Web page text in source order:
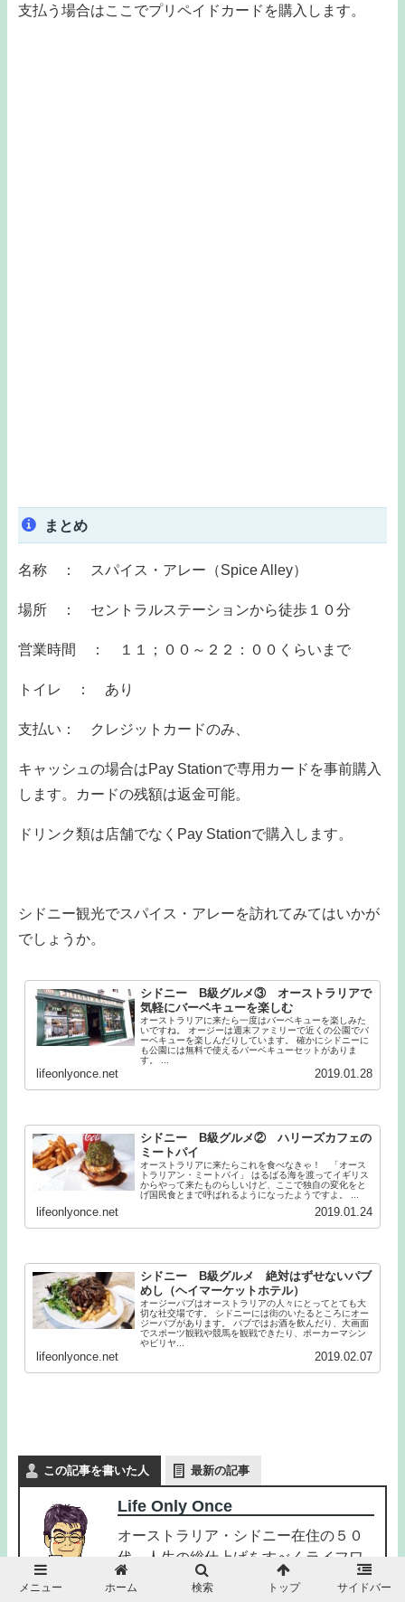
支払う場合はここでプリペイドカードを購入します。
まとめ
名称 ： スパイス・アレー（Spice Alley）
場所 ： セントラルステーションから徒歩１０分
営業時間 ： １１；００～２２：００くらいまで
トイレ ： あり
支払い： クレジットカードのみ、
キャッシュの場合はPay Stationで専用カードを事前購入
します。カードの残額は返金可能。
ドリンク類は店舗でなくPay Stationで購入します。
シドニー観光でスパイス・アレーを訪れてみてはいかが
でしょうか。
シドニー B級グルメ③ オーストラリアで
気軽にバーベキューを楽しむ
オーストラリアに来たら一度はバーベキューを楽しみた
いですね。 オージーは週末ファミリーで近くの公園でバ
ーベキューを楽しんだりしています。 確かにシドニーに
も公園には無料で使えるバーベキューセットがありま
す。 ...
lifeonlyonce.net 2019.01.28
シドニー B級グルメ② ハリーズカフェの
ミートパイ
オーストラリアに来たらこれを食べなきゃ！ 「オース
トラリアン・ミートパイ」 はるばる海を渡ってイギリス
からやって来たものらしいけど、ここで独自の変化をと
げ国民食とまで呼ばれるようになったようですよ。 ...
lifeonlyonce.net 2019.01.24
シドニー B級グルメ 絶対はずせないパブ
めし（ヘイマーケットホテル）
オージーパブはオーストラリアの人々にとってとても大
切な社交場です。 シドニーには街のいたるところにオー
ジーパブがあります。 パブではお酒を飲んだり、大画面
でスポーツ観戦や競馬を観戦できたり、ポーカーマシン
やビリヤ...
lifeonlyonce.net 2019.02.07
この記事を書いた人 最新の記事
Life Only Once
オーストラリア・シドニー在住の５０
代。人生の総仕上げをすべくライフワ
ークである旅行、読書、英語について
メニュー ホーム 検索 トップ サイドバー